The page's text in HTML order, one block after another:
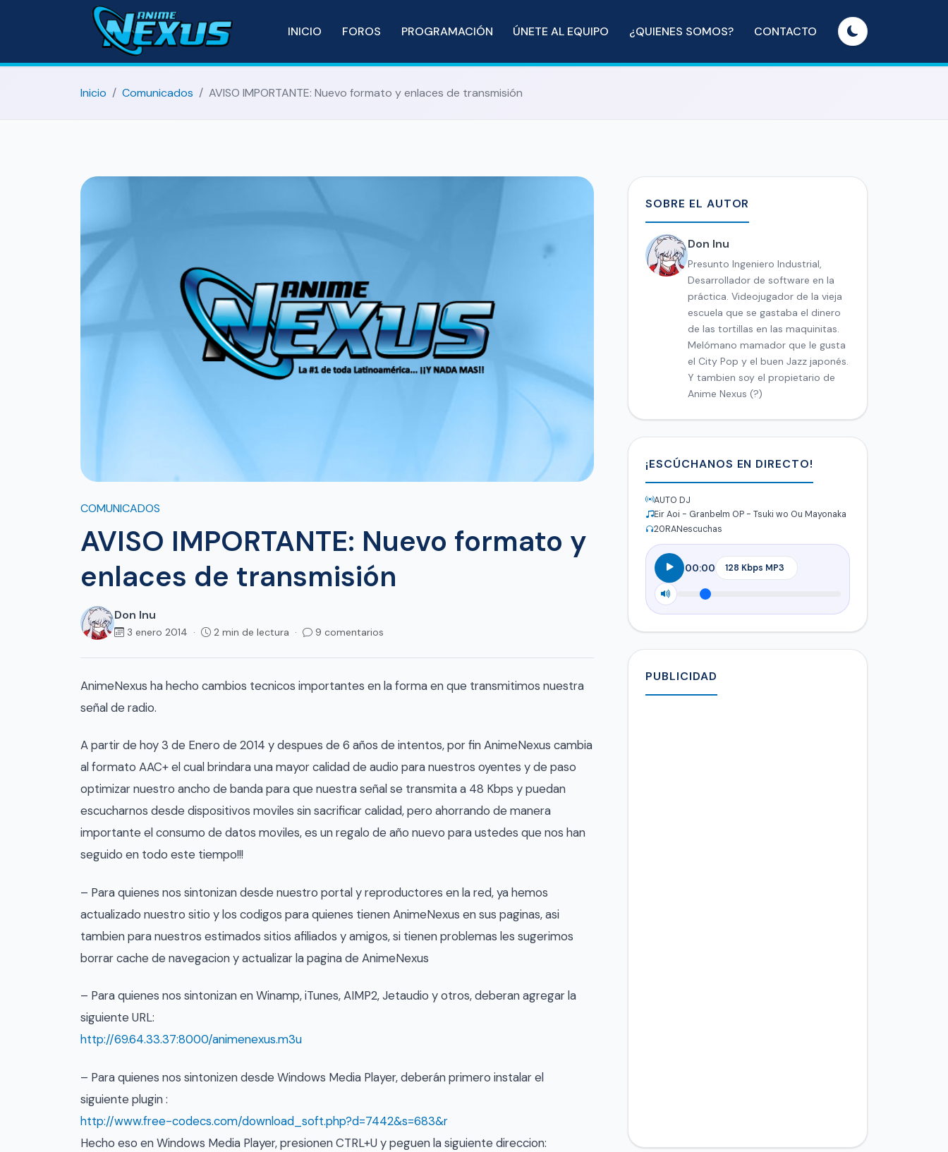
INICIO FOROS PROGRAMACIÓN ÚNETE AL EQUIPO ¿QUIENES SOMOS? CONTACTO
Inicio Comunicados AVISO IMPORTANTE: Nuevo formato y enlaces de transmisión
COMUNICADOS
AVISO IMPORTANTE: Nuevo formato y
enlaces de transmisión
Don Inu
3 enero 2014 · 2 min de lectura · 9 comentarios
AnimeNexus ha hecho cambios tecnicos importantes en la forma en que transmitimos nuestra
señal de radio.
A partir de hoy 3 de Enero de 2014 y despues de 6 años de intentos, por fin AnimeNexus cambia
al formato AAC+ el cual brindara una mayor calidad de audio para nuestros oyentes y de paso
optimizar nuestro ancho de banda para que nuestra señal se transmita a 48 Kbps y puedan
escucharnos desde dispositivos moviles sin sacrificar calidad, pero ahorrando de manera
importante el consumo de datos moviles, es un regalo de año nuevo para ustedes que nos han
seguido en todo este tiempo!!!
– Para quienes nos sintonizan desde nuestro portal y reproductores en la red, ya hemos
actualizado nuestro sitio y los codigos para quienes tienen AnimeNexus en sus paginas, asi
tambien para nuestros estimados sitios afiliados y amigos, si tienen problemas les sugerimos
borrar cache de navegacion y actualizar la pagina de AnimeNexus
– Para quienes nos sintonizan en Winamp, iTunes, AIMP2, Jetaudio y otros, deberan agregar la
siguiente URL:
http://69.64.33.37:8000/animenexus.m3u
– Para quienes nos sintonizen desde Windows Media Player, deberán primero instalar el
siguiente plugin :
http://www.free-codecs.com/download_soft.php?d=7442&s=683&r
Hecho eso en Windows Media Player, presionen CTRL+U y peguen la siguiente direccion:
SOBRE EL AUTOR
Don Inu
Presunto Ingeniero Industrial,
Desarrollador de software en la
práctica. Videojugador de la vieja
escuela que se gastaba el dinero
de las tortillas en las maquinitas.
Melómano mamador que le gusta
el City Pop y el buen Jazz japonés.
Y tambien soy el propietario de
Anime Nexus (?)
¡ESCÚCHANOS EN DIRECTO!
AUTO DJ
Eir Aoi - Granbelm OP - Tsuki wo Ou Mayonaka
20RANescuchas
00:00
PUBLICIDAD